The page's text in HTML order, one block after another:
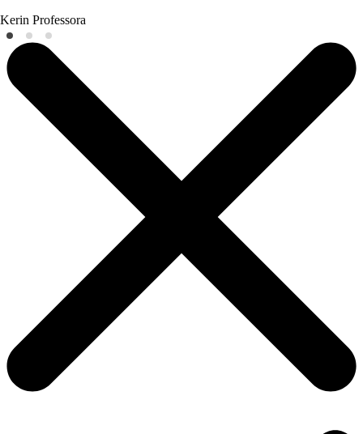
Kerin Professora